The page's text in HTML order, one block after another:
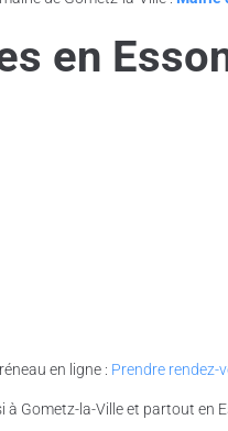
en
en ligne : Prendre rendez-
Gometz-la-Ville et partout en